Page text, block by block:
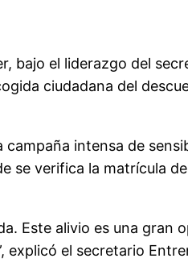
bajo el liderazgo del
ciudadana del
intensa de
se verifica la matrícula
Este alivio es una gran
explicó el secretario